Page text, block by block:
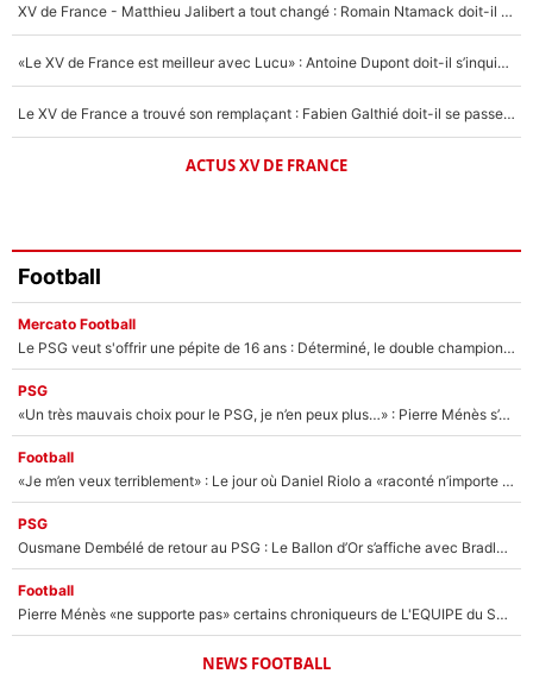
XV de France - Matthieu Jalibert a tout changé : Romain Ntamack doit-il s’inquiéter pour sa place à un an de la Coupe du monde ?
«Le XV de France est meilleur avec Lucu» : Antoine Dupont doit-il s’inquiéter pour sa place ?
Le XV de France a trouvé son remplaçant : Fabien Galthié doit-il se passer d'Antoine Dupont ?
ACTUS XV DE FRANCE
Football
Mercato Football
Le PSG veut s'offrir une pépite de 16 ans : Déterminé, le double champion d'Europe en titre est prêt à lâcher 40M€ pour celui que l'on compare déjà à Vinicius Jr !
PSG
«Un très mauvais choix pour le PSG, je n’en peux plus…» : Pierre Ménès s’est complètement trompé avec Luis Enrique et ces déclarations le prouvent !
Football
«Je m’en veux terriblement» : Le jour où Daniel Riolo a «raconté n’importe quoi» dans l'After Foot !
PSG
Ousmane Dembélé de retour au PSG : Le Ballon d’Or s’affiche avec Bradley Barcola en plein cœur du feuilleton sur son départ !
Football
Pierre Ménès «ne supporte pas» certains chroniqueurs de L'EQUIPE du Soir : Ils vont tous partir !
NEWS FOOTBALL